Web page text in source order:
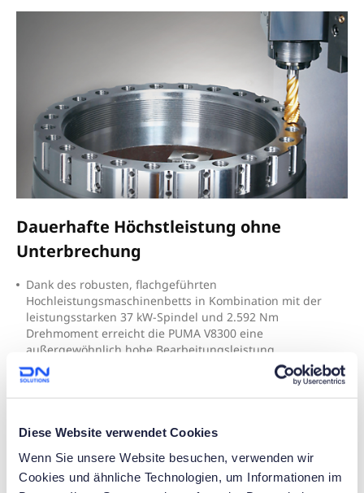
Diese Website verwendet Cookies
Wenn Sie unsere Website besuchen, verwenden wir
Cookies und ähnliche Technologien, um Informationen im
Dauerhafte Höchstleistung ohne
Unterbrechung
Dank des robusten, flachgeführten
Hochleistungsmaschinenbetts in Kombination mit der
leistungsstarken 37 kW-Spindel und 2.592 Nm
Drehmoment erreicht die PUMA V8300 eine
außergewöhnlich hohe Bearbeitungsleistung.
Eine optionale zweite Spindel ermöglicht eine zusätzliche
Steigerung der Produktivität – für noch effizientere